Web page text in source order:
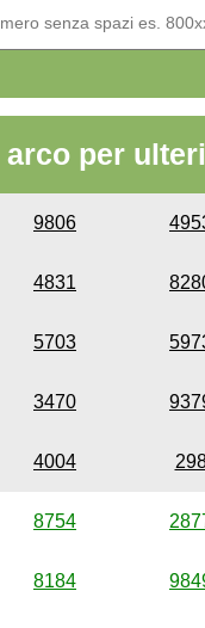
arco per
9806
4831
5703
3470
4004
8754
8184